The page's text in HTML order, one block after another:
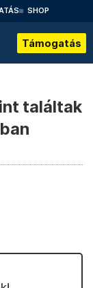
SHOP
Támogatás
találtak